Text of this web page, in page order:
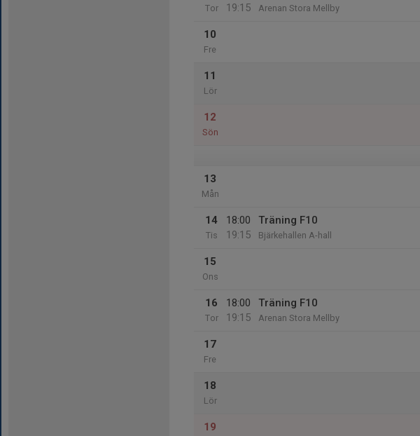
Tor
19:15
Arenan Stora Mellby
10
Fre
11
Lör
12
Sön
13
Mån
14
Tis
18:00
19:15
Träning F10
Bjärkehallen A-hall
15
Ons
16
Tor
18:00
19:15
Träning F10
Arenan Stora Mellby
17
Fre
18
Lör
19